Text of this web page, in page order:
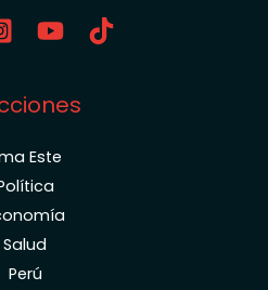
Este
Salud
Perú